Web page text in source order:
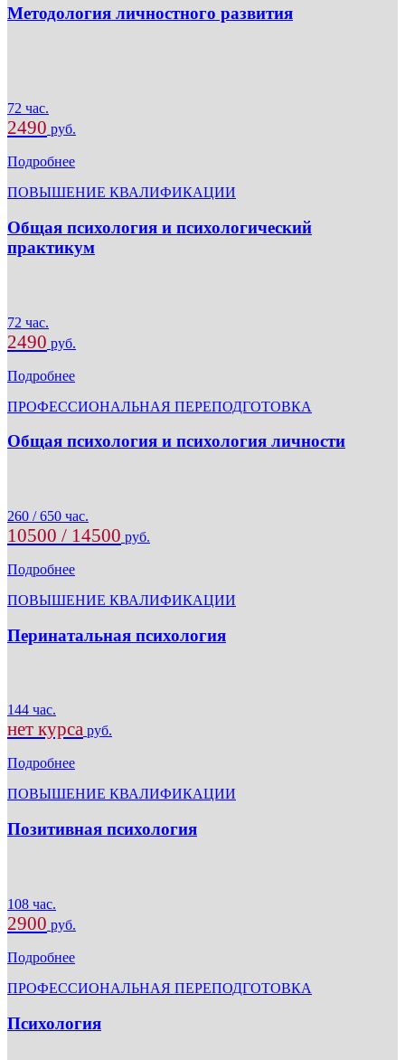
Методология личностного развития
72 час.
2490 руб.
Подробнее
ПОВЫШЕНИЕ КВАЛИФИКАЦИИ
Общая психология и психологический
практикум
72 час.
2490 руб.
Подробнее
ПРОФЕССИОНАЛЬНАЯ ПЕРЕПОДГОТОВКА
Общая психология и психология личности
260 / 650 час.
10500 / 14500 руб.
Подробнее
ПОВЫШЕНИЕ КВАЛИФИКАЦИИ
Перинатальная психология
144 час.
нет курса руб.
Подробнее
ПОВЫШЕНИЕ КВАЛИФИКАЦИИ
Позитивная психология
108 час.
2900 руб.
Подробнее
ПРОФЕССИОНАЛЬНАЯ ПЕРЕПОДГОТОВКА
Психология